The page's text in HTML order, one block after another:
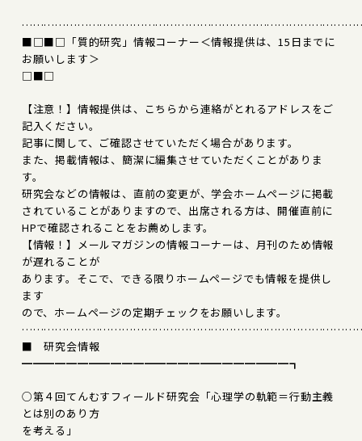
■□■□「質的研究」情報コーナー＜情報提供は、15日までに
お願いします＞
□■□
【注意！】情報提供は、こちらから連絡がとれるアドレスをご
記入ください。
記事に関して、ご確認させていただく場合があります。
また、掲載情報は、簡潔に編集させていただくことがありま
す。
研究会などの情報は、直前の変更が、学会ホームページに掲載
されていることがありますので、出席される方は、開催直前に
HPで確認されることをお薦めします。
【情報！】メールマガジンの情報コーナーは、月刊のため情報
が遅れることが
あります。そこで、できる限りホームページでも情報を提供し
ます
ので、ホームページの定期チェックをお願いします。
■ 研究会情報
━━━━━━━━━━━━━━━━━━━━━━━━┓
○第４回てんむすフィールド研究会「心理学の軌範＝行動主義
とは別のあり方
を考える」